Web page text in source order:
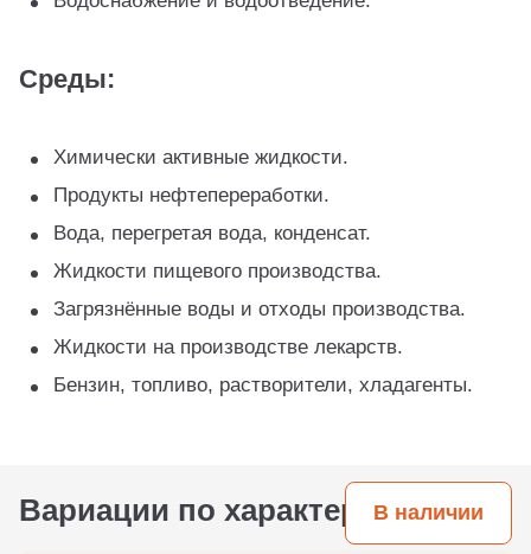
Среды:
Химически активные жидкости.
Продукты нефтепереработки.
Вода, перегретая вода, конденсат.
Жидкости пищевого производства.
Загрязнённые воды и отходы производства.
Жидкости на производстве лекарств.
Бензин, топливо, растворители, хладагенты.
Вариации по характеристикам
В наличии